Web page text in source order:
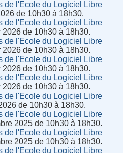
de l'Ecole du Logiciel Libre
de 10h30 à 18h30.
de l'Ecole du Logiciel Libre
de 10h30 à 18h30.
de l'Ecole du Logiciel Libre
de 10h30 à 18h30.
de l'Ecole du Logiciel Libre
de 10h30 à 18h30.
de l'Ecole du Logiciel Libre
de 10h30 à 18h30.
de l'Ecole du Logiciel Libre
de 10h30 à 18h30.
de l'Ecole du Logiciel Libre
2025 de 10h30 à 18h30.
de l'Ecole du Logiciel Libre
2025 de 10h30 à 18h30.
de l'Ecole du Logiciel Libre